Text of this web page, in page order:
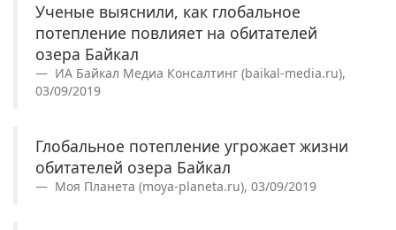
Ученые выяснили, как глобальное
потепление повлияет на обитателей
озера Байкал
ИА Байкал Медиа Консалтинг (baikal-media.ru),
03/09/2019
Глобальное потепление угрожает жизни
обитателей озера Байкал
Моя Планета (moya-planeta.ru), 03/09/2019